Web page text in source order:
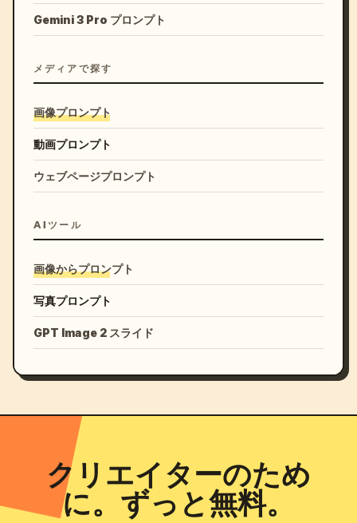
登場人物全員を同一画風に統一しない。
重要:
画面の主役は学友のLIVE配信である。
視聴者は後方に映るアニメキャラクターにも自然と目を向
けてしまう。
学友は画面端で大きく見切れている。
参照画像キャラクターは画面中央付近で自然に存在感を持
「友達の踊ってみた配信へ巻き込まれたアニメキャラクタ
ー」
Gemini 3 Pro プロンプト
メディアで探す
画像プロンプト
動画プロンプト
ウェブページプロンプト
AIツール
画像からプロンプト
写真プロンプト
GPT Image 2 スライド
クリエイターのため
に。ずっと無料。